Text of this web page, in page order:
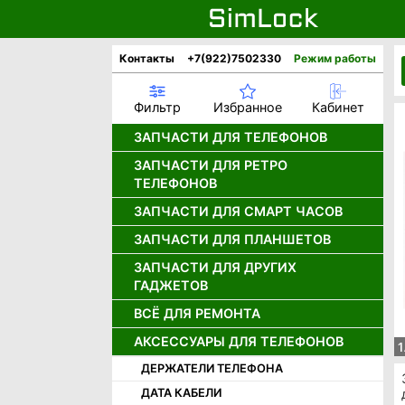
Контакты +7(922)7502330 Режим работы
Фильтр Избранное
Кабинет
ЗАПЧАСТИ ДЛЯ ТЕЛЕФОНОВ
АККУМУЛЯТОРЫ
ДИСПЛЕИ
ДИНАМИКИ
КАМЕРЫ
НИЖНИЕ ПЛАТЫ И РАЗЪЕМЫ
ШЛЕЙФЫ
КОРПУСНЫЕ ЧАСТИ APPLE
КОРПУСНЫЕ ЧАСТИ HUAWEI /
HONOR
КОРПУСНЫЕ ЧАСТИ INFINIX
КОРПУСНЫЕ ЧАСТИ ONEPLUS
ЗАПЧАСТИ ДЛЯ РЕТРО
ТЕЛЕФОНОВ
ДЖОЙСТИКИ ДЛЯ РЕТРО
ТЕЛЕФОНОВ
ДИНАМИКИ ДЛЯ РЕТРО
ТЕЛЕФОНОВ
ДИСПЛЕИ ДЛЯ РЕТРО ТЕЛЕФОНОВ
ЗАРЯДНЫЕ УСТРОЙСТВА
КНОПКИ ВКЛЮЧЕНИЯ
КОРПУСА ALCATEL, ERICSSON, LG
КОРПУСА MOTOROLA
ЗАПЧАСТИ ДЛЯ СМАРТ ЧАСОВ
ДИСПЛЕИ ДЛЯ СМАРТ ЧАСОВ
АККУМУЛЯТОРЫ ДЛЯ СМАРТ
ЧАСОВ
ЗАПЧАСТИ ДЛЯ ПЛАНШЕТОВ
АККУМУЛЯТОРЫ ДЛЯ ПЛАНШЕТОВ
ДИСПЛЕИ И ТАЧСКРИНЫ ДЛЯ
ПЛАНШЕТОВ
ШЛЕЙФЫ ДЛЯ ПЛАНШЕТОВ
ЗАПЧАСТИ ДЛЯ ДРУГИХ
ГАДЖЕТОВ
ЗАПЧАСТИ ДЛЯ ИГРОВЫХ
ПРИСТАВОК
ДИСПЛЕИ ДЛЯ ФОТОАППАРАТОВ
ЗАПЧАСТИ ДЛЯ ПЛЕЕРОВ iPod
ВСЁ ДЛЯ РЕМОНТА
ВСЁ ДЛЯ ПАЙКИ
ИЗМЕРИТЕЛЬНОЕ ОБОРУДОВАНИЕ
ИСТОЧНИКИ ПОСТОЯННОГО ТОКА
АКСЕССУАРЫ ДЛЯ ТЕЛЕФОНОВ
ДЕРЖАТЕЛИ ТЕЛЕФОНА
ДАТА КАБЕЛИ